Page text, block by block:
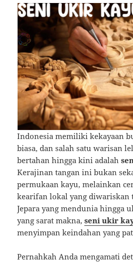
Indonesia memiliki kekayaan
biasa, dan salah satu warisan
bertahan hingga kini adalah
Kerajinan tangan ini bukan
permukaan kayu, melainkan
kearifan lokal yang
Jepara yang mendunia hingga
yang sarat makna,seni ukir
menyimpan keindahan yang
Pernahkah Anda mengamati